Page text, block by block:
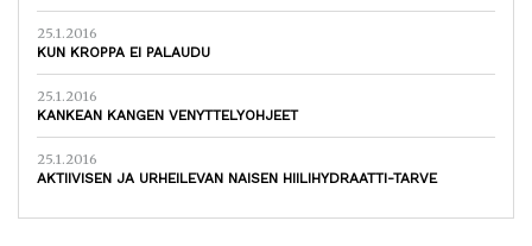
25.1.2016
KUN KROPPA EI PALAUDU
25.1.2016
KANKEAN KANGEN VENYTTELYOHJEET
25.1.2016
AKTIIVISEN JA URHEILEVAN NAISEN HIILIHYDRAATTI-TARVE